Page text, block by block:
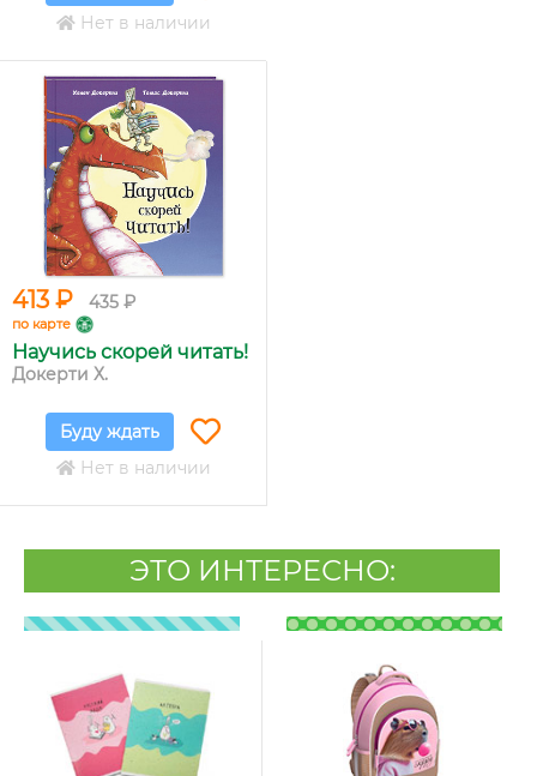
Нет в наличии
413 ₽ 435 ₽
по карте
Научись скорей читать!
Докерти Х.
Буду ждать
Нет в наличии
ЭТО ИНТЕРЕСНО: